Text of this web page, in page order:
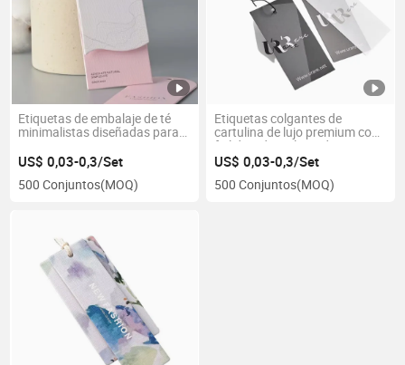
Etiquetas de embalaje de té
minimalistas diseñadas para
US$ 0,03-0,3/Set
500 Conjuntos(MOQ)
Etiquetas colgantes de
cartulina de lujo premium con
foil dorado y plateado
US$ 0,03-0,3/Set
500 Conjuntos(MOQ)